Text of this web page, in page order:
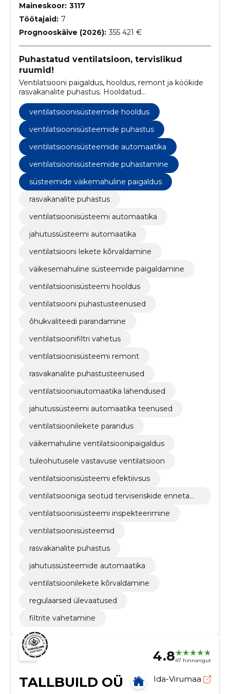
Maineskoor: 3117
Töötajaid: 7
Prognooskäive (2026): 355 421 €
Puhastatud ventilatsioon, tervislikud
ruumid!
Ventilatsiooni paigaldus, hooldus, remont ja köökide
rasvakanalite puhastus. Hooldatud
ventilatsioonisüsteemid ja puhtad rasvakanalid
ventilatsioonisüsteemide hooldus
ventilatsioonisüsteemide puhastus
ventilatsioonisüsteemide automaatika
ventilatsioonisüsteemide puhastamine
süsteemide väikemahuline paigaldus
rasvakanalite puhastus
ventilatsioonisüsteemi automaatika
jahutussüsteemi automaatika
ventilatsiooni lekete kõrvaldamine
väikesemahuline süsteemide paigaldamine
ventilatsioonisüsteemi hooldus
ventilatsiooni puhastusteenused
õhukvaliteedi parandamine
ventilatsioonifiltri vahetus
ventilatsioonisüsteemi remont
rasvakanalite puhastusteenused
ventilatsiooniautomaatika lahendused
jahutussüsteemi automaatika teenused
ventilatsioonilekete parandus
väikemahuline ventilatsioonipaigaldus
tuleohutusele vastavuse ventilatsioon
ventilatsioonisüsteemi efektiivsus
ventilatsiooniga seotud terviseriskide ennetami
ventilatsioonisüsteemi inspekteerimine
ventilatsioonisüsteemid
rasvakanalite puhastus
jahutussüsteemide automaatika
ventilatsioonilekete kõrvaldamine
regulaarsed ülevaatused
filtrite vahetamine
4.847 hinnangut
TALLBUILD OÜ Ida-Virumaa